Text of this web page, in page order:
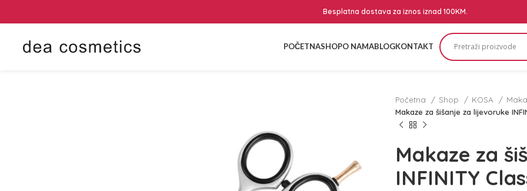
Besplatna dostava za iznos iznad 100KM.
POČETNASHOPO NAMABLOGKONTAKT
Početna Shop KOSA
Makaze za šišanje za lijevoruke
Makaze za
INFINITY